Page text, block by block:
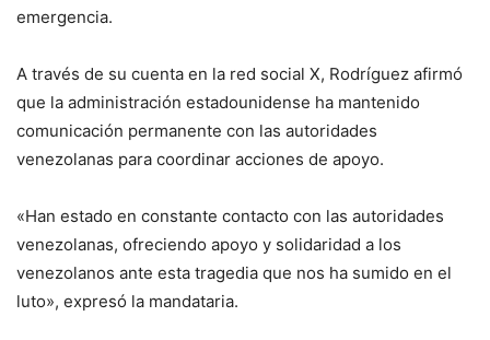
emergencia.
A través de su cuenta en la red social X, Rodríguez afirmó
que la administración estadounidense ha mantenido
comunicación permanente con las autoridades
venezolanas para coordinar acciones de apoyo.
«Han estado en constante contacto con las autoridades
venezolanas, ofreciendo apoyo y solidaridad a los
venezolanos ante esta tragedia que nos ha sumido en el
luto», expresó la mandataria.